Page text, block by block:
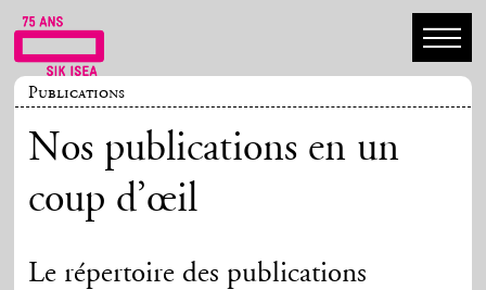
Publications
Nos publications en un
coup d’œil
Le répertoire des publications